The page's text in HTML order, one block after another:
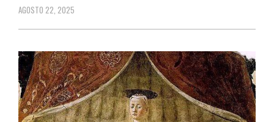
AGOSTO 22, 2025